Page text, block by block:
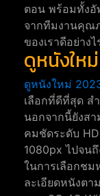
ตอน พร้อมทั้งอั
จากทีมงานคุณ
ของเราดีอย่างไ
ดูหนังให
ดูหนังใหม่
เลือกที่ดีที่สุด ส
นอกจากนี้ยังส
คมชัดระดับ
1080px ไปจน
ในการเลือกชม
ละเอียดหนังตา